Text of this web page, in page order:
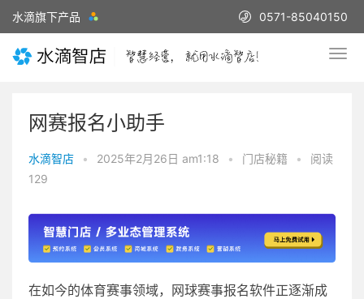
水滴旗下产品 0571-85040150
网赛报名小助手
水滴智店 • 2025年2月26日 am1:18 • 门店秘籍 •
阅读
129
在如今的体育赛事领域，网球赛事报名软件正逐渐成